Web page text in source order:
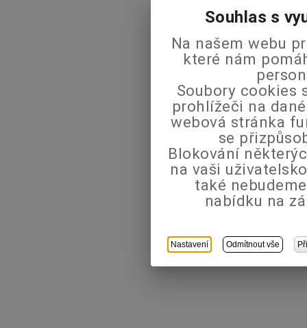
Souhlas s
Na našem webu
které nám
Soubory cookies
prohlížeči na
webová stránka
se
Blokování
na vaši
také
nabídku na
Nastavení Odmítnout vše